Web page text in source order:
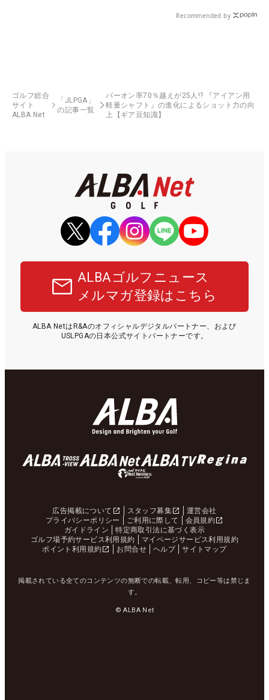
Recommended by
ゴルフ総合
サイト
ALBA Net
「JLPGA」
の記事一覧
パーオン率70％越えが25人!? 『アイアン用
軽量シャフト』の進化によるショット力の向
上【ギア豆知識】
ALBAゴルフニュース
メルマガ登録はこちら
ALBA NetはR&Aのオフィシャルデジタルパートナー、および
USLPGAの日本公式サイトパートナーです。
広告掲載について スタッフ募集
運営会社
プライバシーポリシー
ご利用に際して
会員規約
ガイドライン
特定商取引法に基づく表示
ゴルフ場予約サービス利用規約
マイページサービス利用規約
ポイント利用規約
お問合せ ヘルプ サイトマップ
掲載されている全てのコンテンツの無断での転載、転用、コピー等は禁じま
す。
© ALBA Net